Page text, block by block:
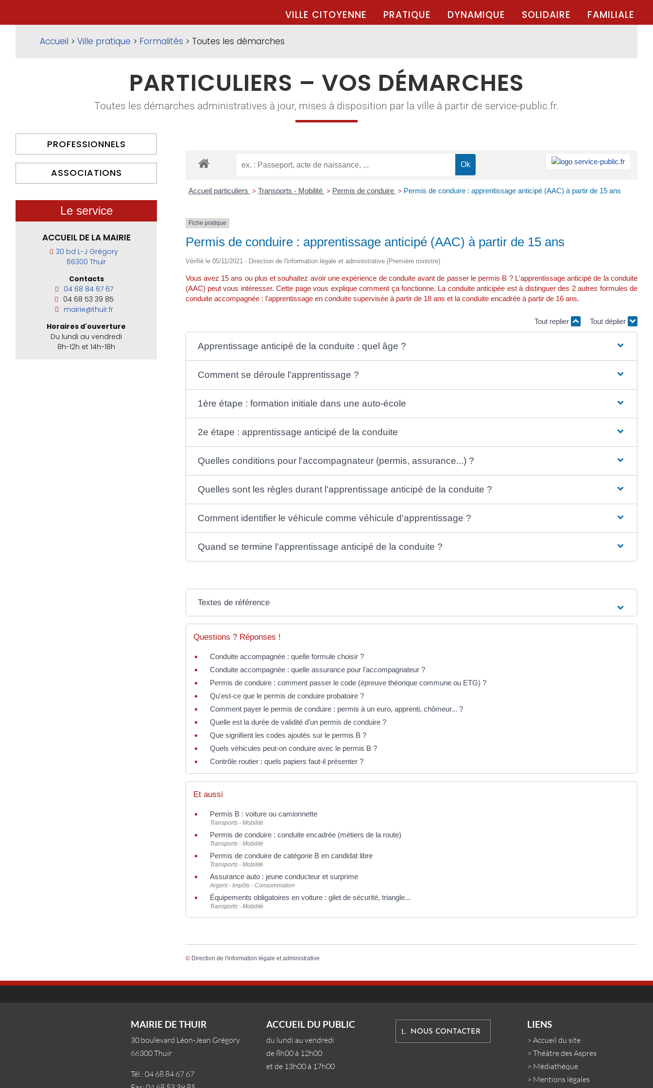
VILLE CITOYENNE PRATIQUE DYNAMIQUE SOLIDAIRE FAMILIALE
Accueil > Ville pratique > Formalités > Toutes les démarches
PARTICULIERS – VOS DÉMARCHES
Toutes les démarches administratives à jour, mises à disposition par la ville à partir de service-public.fr.
PROFESSIONNELS
ASSOCIATIONS
Le service
ACCUEIL DE LA MAIRIE
30 bd L-J Grégory
66300 Thuir
Contacts
04 68 84 67 67
04 68 53 39 85
mairie@thuir.fr
Horaires d'ouverture
Du lundi au vendredi
8h-12h et 14h-18h
Accueil particuliers > Transports - Mobilité > Permis de conduire > Permis de conduire : apprentissage anticipé (AAC) à partir de 15 ans
Fiche pratique
Permis de conduire : apprentissage anticipé (AAC) à partir de 15 ans
Vérifié le 05/11/2021 - Direction de l'information légale et administrative (Première ministre)
Vous avez 15 ans ou plus et souhaitez avoir une expérience de conduite avant de passer le permis B ? L'apprentissage anticipé de la conduite
(AAC) peut vous intéresser. Cette page vous explique comment ça fonctionne. La conduite anticipée est à distinguer des 2 autres formules de
conduite accompagnée : l'apprentissage en conduite supervisée à partir de 18 ans et la conduite encadrée à partir de 16 ans.
Tout replier Tout déplier
Apprentissage anticipé de la conduite : quel âge ?
Comment se déroule l'apprentissage ?
1ère étape : formation initiale dans une auto-école
2e étape : apprentissage anticipé de la conduite
Quelles conditions pour l'accompagnateur (permis, assurance...) ?
Quelles sont les règles durant l'apprentissage anticipé de la conduite ?
Comment identifier le véhicule comme véhicule d'apprentissage ?
Quand se termine l'apprentissage anticipé de la conduite ?
Textes de référence
Questions ? Réponses !
Conduite accompagnée : quelle formule choisir ?
Conduite accompagnée : quelle assurance pour l'accompagnateur ?
Permis de conduire : comment passer le code (épreuve théorique commune ou ETG) ?
Qu'est-ce que le permis de conduire probatoire ?
Comment payer le permis de conduire : permis à un euro, apprenti, chômeur... ?
Quelle est la durée de validité d'un permis de conduire ?
Que signifient les codes ajoutés sur le permis B ?
Quels véhicules peut-on conduire avec le permis B ?
Contrôle routier : quels papiers faut-il présenter ?
Et aussi
Permis B : voiture ou camionnette
Transports - Mobilité
Permis de conduire : conduite encadrée (métiers de la route)
Transports - Mobilité
Permis de conduire de catégorie B en candidat libre
Transports - Mobilité
Assurance auto : jeune conducteur et surprime
Argent - Impôts - Consommation
Équipements obligatoires en voiture : gilet de sécurité, triangle...
Transports - Mobilité
© Direction de l'information légale et administrative
MAIRIE DE THUIR
30 boulevard Léon-Jean Grégory
66300 Thuir
Tél.: 04 68 84 67 67
ACCUEIL DU PUBLIC
du lundi au vendredi
de 8h00 à 12h00
et de 13h00 à 17h00
NOUS CONTACTER
LIENS
>Accueil du site
>Théâtre des Aspres
> Médiathèque
> Mentions légales